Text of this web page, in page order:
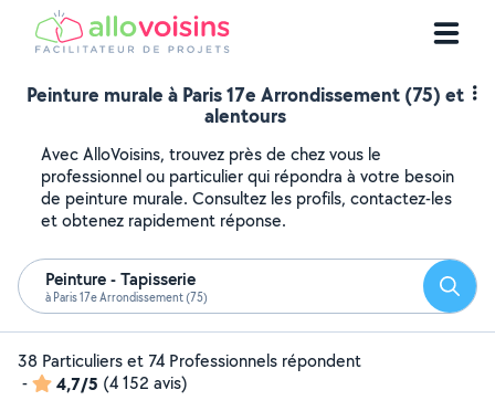
Peinture murale à Paris 17e Arrondissement (75) et
alentours
Avec AlloVoisins, trouvez près de chez vous le
professionnel ou particulier qui répondra à votre besoin
de peinture murale. Consultez les profils, contactez-les
et obtenez rapidement réponse.
Peinture - Tapisserie
à Paris 17e Arrondissement (75)
38 Particuliers et 74 Professionnels répondent
-
4,7/5 (4 152 avis)